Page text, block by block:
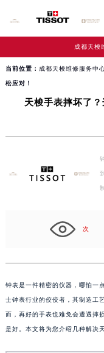
成都天梭
当前位置： 成都天梭维修服务中
松应对！
天梭手表摔坏了
次
钟表是一件精密的仪器，哪怕一
士钟表行业的佼佼者，其制造工
而，再好的手表也难免会遭遇摔
是好。本文将为您介绍几种解决